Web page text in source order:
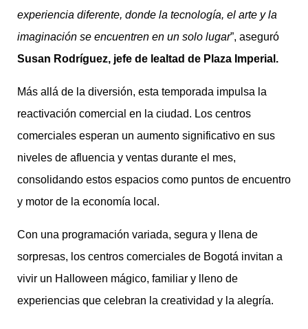
experiencia diferente, donde la tecnología, el arte y la
imaginación se encuentren en un solo lugar”, aseguró
Susan Rodríguez, jefe de lealtad de Plaza Imperial.
Más allá de la diversión, esta temporada impulsa la
reactivación comercial en la ciudad. Los centros
comerciales esperan un aumento significativo en sus
niveles de afluencia y ventas durante el mes,
consolidando estos espacios como puntos de encuentro
y motor de la economía local.
Con una programación variada, segura y llena de
sorpresas, los centros comerciales de Bogotá invitan a
vivir un Halloween mágico, familiar y lleno de
experiencias que celebran la creatividad y la alegría.